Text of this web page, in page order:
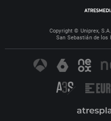
Copyright © Uniprex,
San Sebastián de los